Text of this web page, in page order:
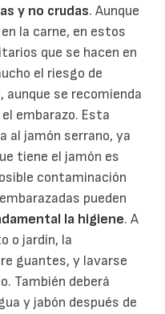
y no crudas. Aunque
la carne, en estos
que se hacen en
el riesgo de
se recomienda
embarazo. Esta
al jamón serrano, ya
tiene el jamón es
contaminación
pueden
la higiene. A
o jardín, la
guantes, y lavarse
También deberá
y jabón después de